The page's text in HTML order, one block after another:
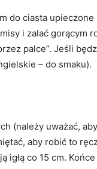
do ciasta
i zalać gorącym
palce”. Jeśli
– do smaku).
(należy uważać,
aby robić to
igłą co 15 cm.